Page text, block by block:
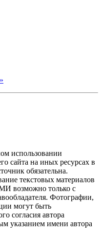
использовании
сайта на иных ресурсах в
обязательна.
текстовых материалов
возможно только с
Фотографии,
могут быть
согласия автора
указанием имени автора